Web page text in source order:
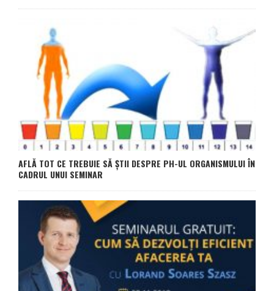
AFLĂ TOT CE TREBUIE SĂ ȘTII DESPRE PH-UL ORGANISMULUI ÎN
CADRUL UNUI SEMINAR